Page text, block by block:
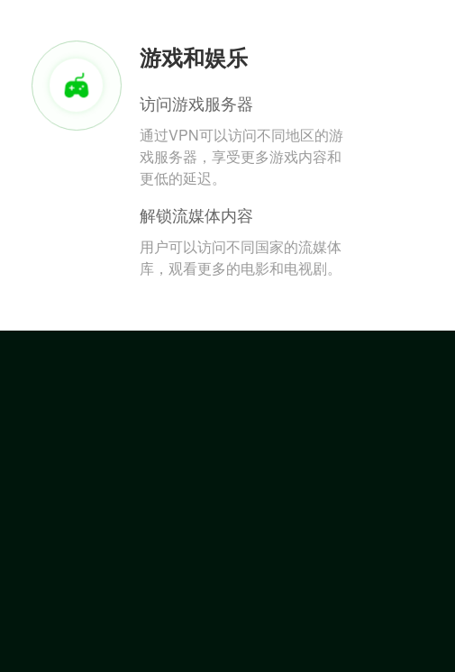
游戏和娱乐
访问游戏服务器
通过VPN可以访问不同地区的游
戏服务器，享受更多游戏内容和
更低的延迟。
解锁流媒体内容
用户可以访问不同国家的流媒体
库，观看更多的电影和电视剧。